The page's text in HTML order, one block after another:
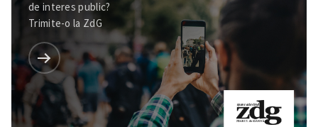
de interes public?
Trimite-o la ZdG